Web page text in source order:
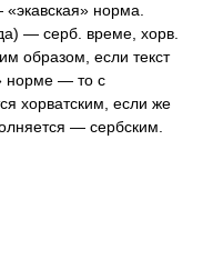
норма.
— серб. време, хорв.
образом, если текст
норме — то с
хорватским, если же
— сербским.